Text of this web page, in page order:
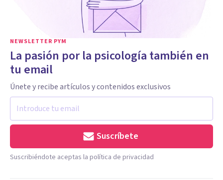
NEWSLETTER PYM
La pasión por la psicología también en
tu email
Únete y recibe artículos y contenidos exclusivos
Suscríbete
Suscribiéndote aceptas la política de privacidad